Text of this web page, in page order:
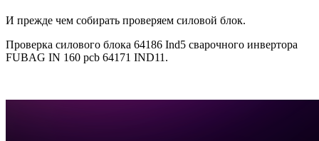
И прежде чем собирать проверяем силовой блок.
Проверка силового блока 64186 Ind5 сварочного инвертора
FUBAG IN 160 pcb 64171 IND11.